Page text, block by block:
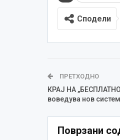
Сподели
ПРЕТХОДНО
КРАЈ НА
воведува нов
Поврзани